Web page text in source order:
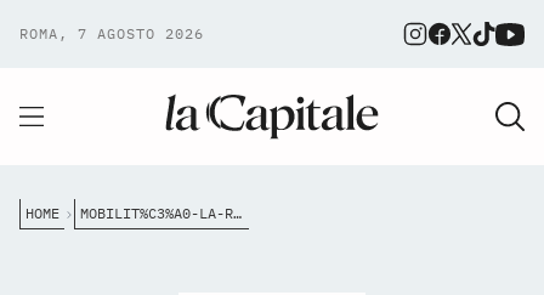
ROMA, 7 AGOSTO 2026
HOME MOBILIT%C3%A0-LA-REGIONE-STANZIA-400MILA-EURO-PER-IL-BRT-CASALOTTI-BATTISTINI